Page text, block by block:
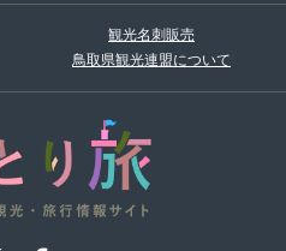
観光名刺販売
鳥取県観光連盟について